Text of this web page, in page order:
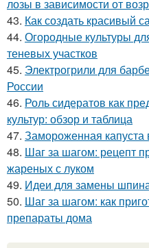
лозы в зависимости от
43. Как создать красивый
44. Огородные культуры
теневых участков
45. Электрогрили для
России
46. Роль сидератов как
культур: обзор и таблица
47. Замороженная
48. Шаг за шагом: рецепт
жареных с луком
49. Идеи для замены
50. Шаг за шагом: как
препараты дома